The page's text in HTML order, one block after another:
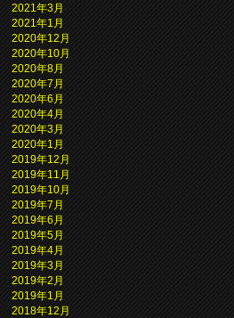
2021年3月
2021年1月
2020年12月
2020年10月
2020年8月
2020年7月
2020年6月
2020年4月
2020年3月
2020年1月
2019年12月
2019年11月
2019年10月
2019年7月
2019年6月
2019年5月
2019年4月
2019年3月
2019年2月
2019年1月
2018年12月